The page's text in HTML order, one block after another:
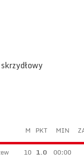
M PKT MIN
10 1.0
00:00